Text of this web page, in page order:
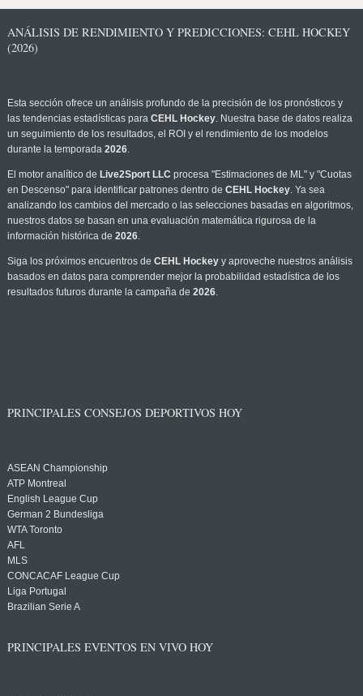
ANÁLISIS DE RENDIMIENTO Y PREDICCIONES: CEHL HOCKEY
(2026)
Esta sección ofrece un análisis profundo de la precisión de los pronósticos y
las tendencias estadísticas para CEHL Hockey. Nuestra base de datos realiza
un seguimiento de los resultados, el ROI y el rendimiento de los modelos
durante la temporada 2026.
El motor analítico de Live2Sport LLC procesa "Estimaciones de ML" y "Cuotas
en Descenso" para identificar patrones dentro de CEHL Hockey. Ya sea
analizando los cambios del mercado o las selecciones basadas en algoritmos,
nuestros datos se basan en una evaluación matemática rigurosa de la
información histórica de 2026.
Siga los próximos encuentros de CEHL Hockeyy aproveche nuestros análisis
basados en datos para comprender mejor la probabilidad estadística de los
resultados futuros durante la campaña de 2026.
PRINCIPALES CONSEJOS DEPORTIVOS HOY
ASEAN Championship
ATP Montreal
English League Cup
German 2 Bundesliga
WTA Toronto
AFL
MLS
CONCACAF League Cup
Liga Portugal
Brazilian Serie A
PRINCIPALES EVENTOS EN VIVO HOY